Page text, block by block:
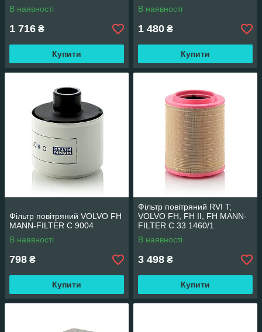
В наявності
1 716 ₴
Купити
В наявності
1 480 ₴
Купити
Фільтр повітряний VOLVO FH
MANN-FILTER C 9004
В наявності
798 ₴
Купити
Фільтр повітряний RVI T;
VOLVO FH, FH II, FH MANN-
FILTER C 33 1460/1
В наявності
3 498 ₴
Купити